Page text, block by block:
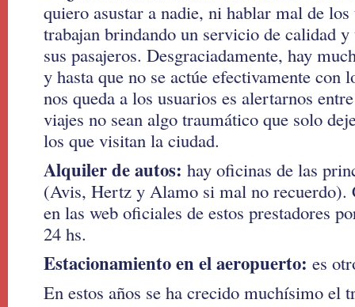
quiero asustar a nadie, ni hablar mal de los
trabajan brindando un servicio de calidad
sus pasajeros. Desgraciadamente, hay
y hasta que no se actúe efectivamente con
nos queda a los usuarios es alertarnos
viajes no sean algo traumático que solo
los que visitan la ciudad.
Alquiler de autos: hay oficinas de las
(Avis, Hertz y Alamo si mal no recuerdo).
en las web oficiales de estos prestadores
24 hs.
Estacionamiento en el aeropuerto: es
En estos años se ha crecido muchísimo el